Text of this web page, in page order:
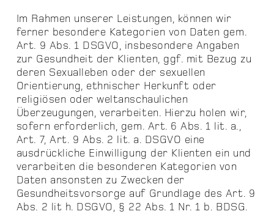
Im Rahmen unserer Leistungen, können wir
ferner besondere Kategorien von Daten gem.
Art. 9 Abs. 1 DSGVO, insbesondere Angaben
zur Gesundheit der Klienten, ggf. mit Bezug zu
deren Sexualleben oder der sexuellen
Orientierung, ethnischer Herkunft oder
religiösen oder weltanschaulichen
Überzeugungen, verarbeiten. Hierzu holen wir,
sofern erforderlich, gem. Art. 6 Abs. 1 lit. a.,
Art. 7, Art. 9 Abs. 2 lit. a. DSGVO eine
ausdrückliche Einwilligung der Klienten ein und
verarbeiten die besonderen Kategorien von
Daten ansonsten zu Zwecken der
Gesundheitsvorsorge auf Grundlage des Art. 9
Abs. 2 lit h. DSGVO, § 22 Abs. 1 Nr. 1 b. BDSG.